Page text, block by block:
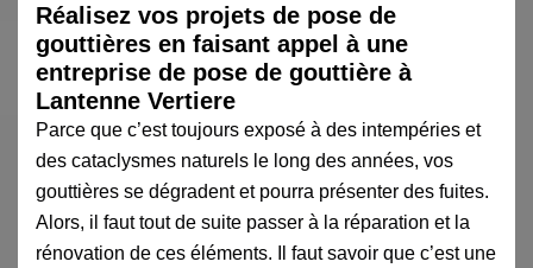
Réalisez vos projets de pose de
gouttières en faisant appel à une
entreprise de pose de gouttière à
Lantenne Vertiere
Parce que c’est toujours exposé à des intempéries et
des cataclysmes naturels le long des années, vos
gouttières se dégradent et pourra présenter des fuites.
Alors, il faut tout de suite passer à la réparation et la
rénovation de ces éléments. Il faut savoir que c’est une